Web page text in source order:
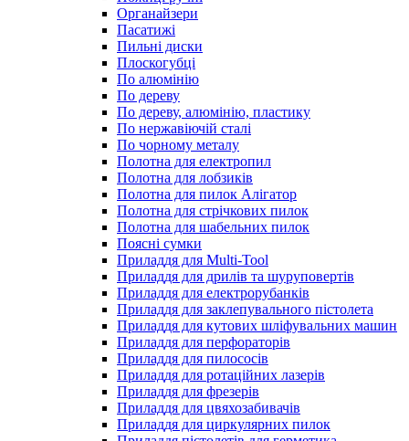
Органайзери
Пасатижі
Пильні диски
Плоскогубці
По алюмінію
По дереву
По дереву, алюмінію, пластику
По нержавіючій сталі
По чорному металу
Полотна для електропил
Полотна для лобзиків
Полотна для пилок Алігатор
Полотна для стрічкових пилок
Полотна для шабельних пилок
Поясні сумки
Приладдя для Multi-Tool
Приладдя для дрилів та шуруповертів
Приладдя для електрорубанків
Приладдя для заклепувального пістолета
Приладдя для кутових шліфувальних машин
Приладдя для перфораторів
Приладдя для пилососів
Приладдя для ротаційних лазерів
Приладдя для фрезерів
Приладдя для цвяхозабивачів
Приладдя для циркулярних пилок